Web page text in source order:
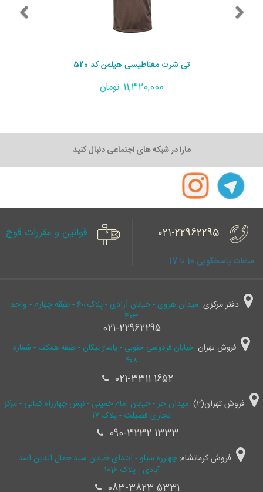
تی شرت مغناطیسی هیلمن کد 520
11,320,000 تومان
مارا در شبکه های اجتماعی دنبال کنید
021-22962295
ساعات پاسخگویی 10 تا 17
قوانین و مقررات قوچ
دفتر مرکزی:
میدان هروی - خیابان آزادی - پلاک 60 - طبقه چهارم - واحد
403
021-22962295
فروش تهران: خیابان فردوسی جنوبی - پاساژ نیکان - طبقه همکف - شماره
۴۰۸
021-3311 1652
فروش تهران(2):
میدان حر - خیابان امام خمینی - نبش چهارراه کمالی - مرکز
تجاری فضیلت - پلاک ۱۷
090-3232 1333
فروش کرمانشاه:چهارره سیلو - ابتدای خیابان سید جمال ‌الدین اسد
آبادی - پلاک 1016
083-3823 5331